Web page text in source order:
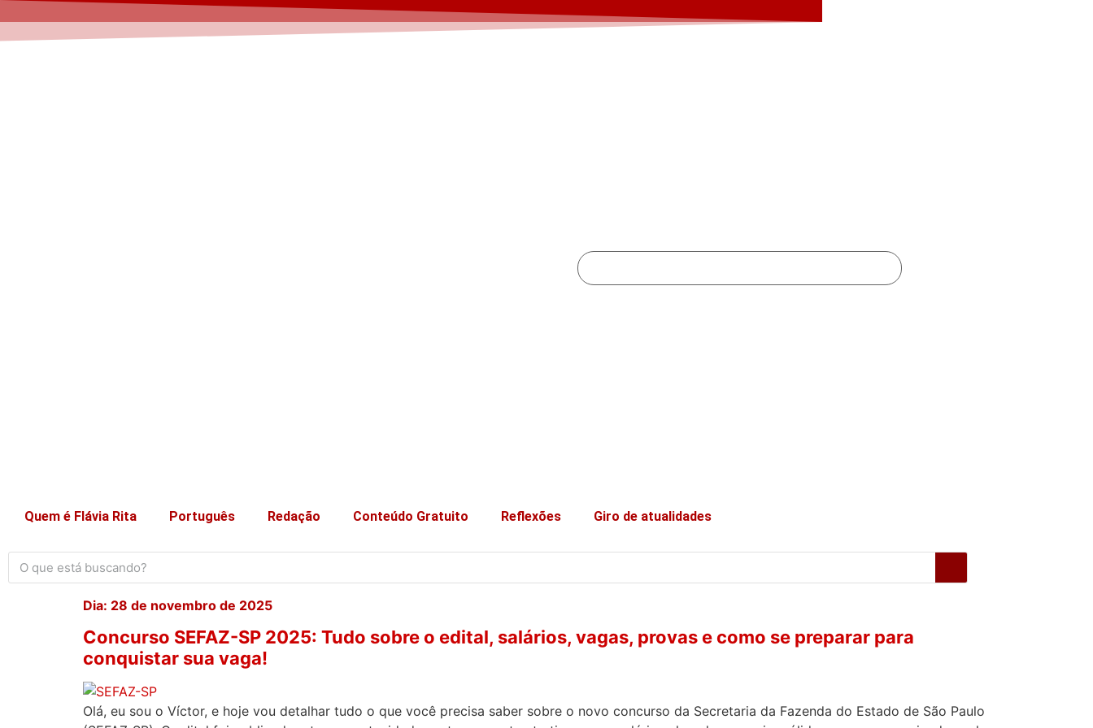
Quem é Flávia Rita Português Redação Conteúdo Gratuito Reflexões Giro de atualidades
Dia: 28 de novembro de 2025
Concurso SEFAZ-SP 2025: Tudo sobre o edital, salários, vagas, provas e como se preparar para
conquistar sua vaga!
Olá, eu sou o Víctor, e hoje vou detalhar tudo o que você precisa saber sobre o novo concurso da Secretaria da Fazenda do Estado de São Paulo